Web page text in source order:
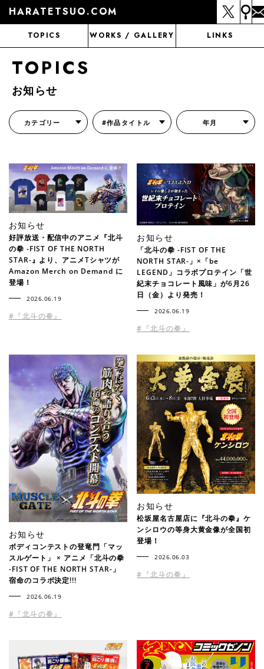
HARATETSUO.COM
TOPICS WORKS / GALLERY LINKS
TOPICS
お知らせ
カテゴリー #作品タイトル 年月
お知らせ
好評放送・配信中のアニメ『北斗
の拳 -FIST OF THE NORTH
STAR-』より、アニメTシャツが
Amazon Merch on Demand に
登場！
2026.06.19
#『北斗の拳』
お知らせ
「北斗の拳 -FIST OF THE
NORTH STAR-」×「be
LEGEND」コラボプロテイン「世
紀末チョコレート風味」が6月26
日（金）より発売！
2026.06.19
#『北斗の拳』
お知らせ
ボディコンテストの登竜門「マッ
スルゲート」 × アニメ「北斗の拳
-FIST OF THE NORTH STAR-」
宿命のコラボ決定!!!
2026.06.19
#『北斗の拳』
お知らせ
松坂屋名古屋店に『北斗の拳』ケ
ンシロウの等身大黄金像が全国初
登場！
2026.06.03
#『北斗の拳』